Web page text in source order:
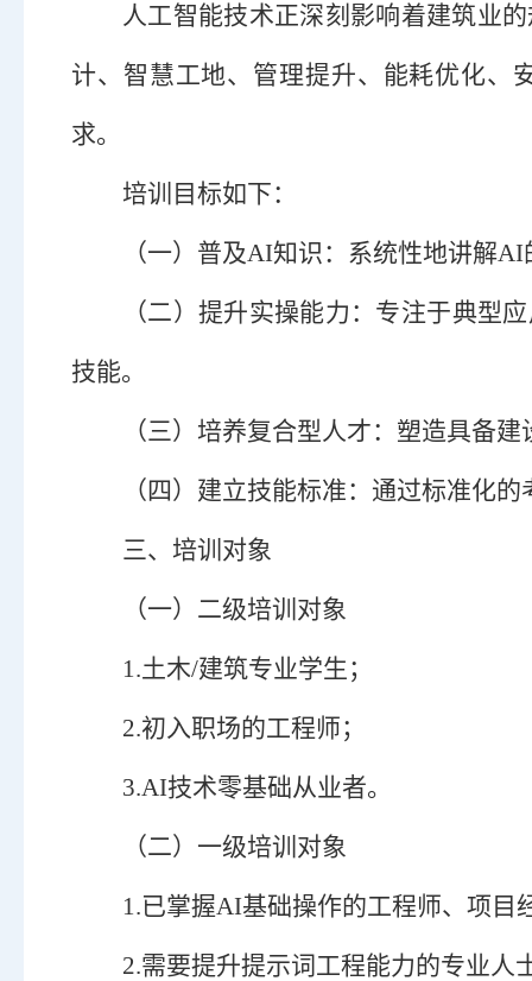
人工智能技术正深刻影响着建筑业
计、智慧工地、管理提升、能耗优化、
求。
培训目标如下：
（一） 普及AI知识：系统性地讲解AI
（二）提升实操能力：专注于典型
技能。
（三） 培养复合型人才：塑造具备建
（四） 建立技能标准：通过标准化
三、 培训对象
（一） 二级培训对象
1.土木/建筑专业学生；
2.初入职场的工程师；
3.AI技术零基础从业者。
（二） 一级培训对象
1.已掌握AI基础操作的工程师、项目
2.需要提升提示词工程能力的专业人